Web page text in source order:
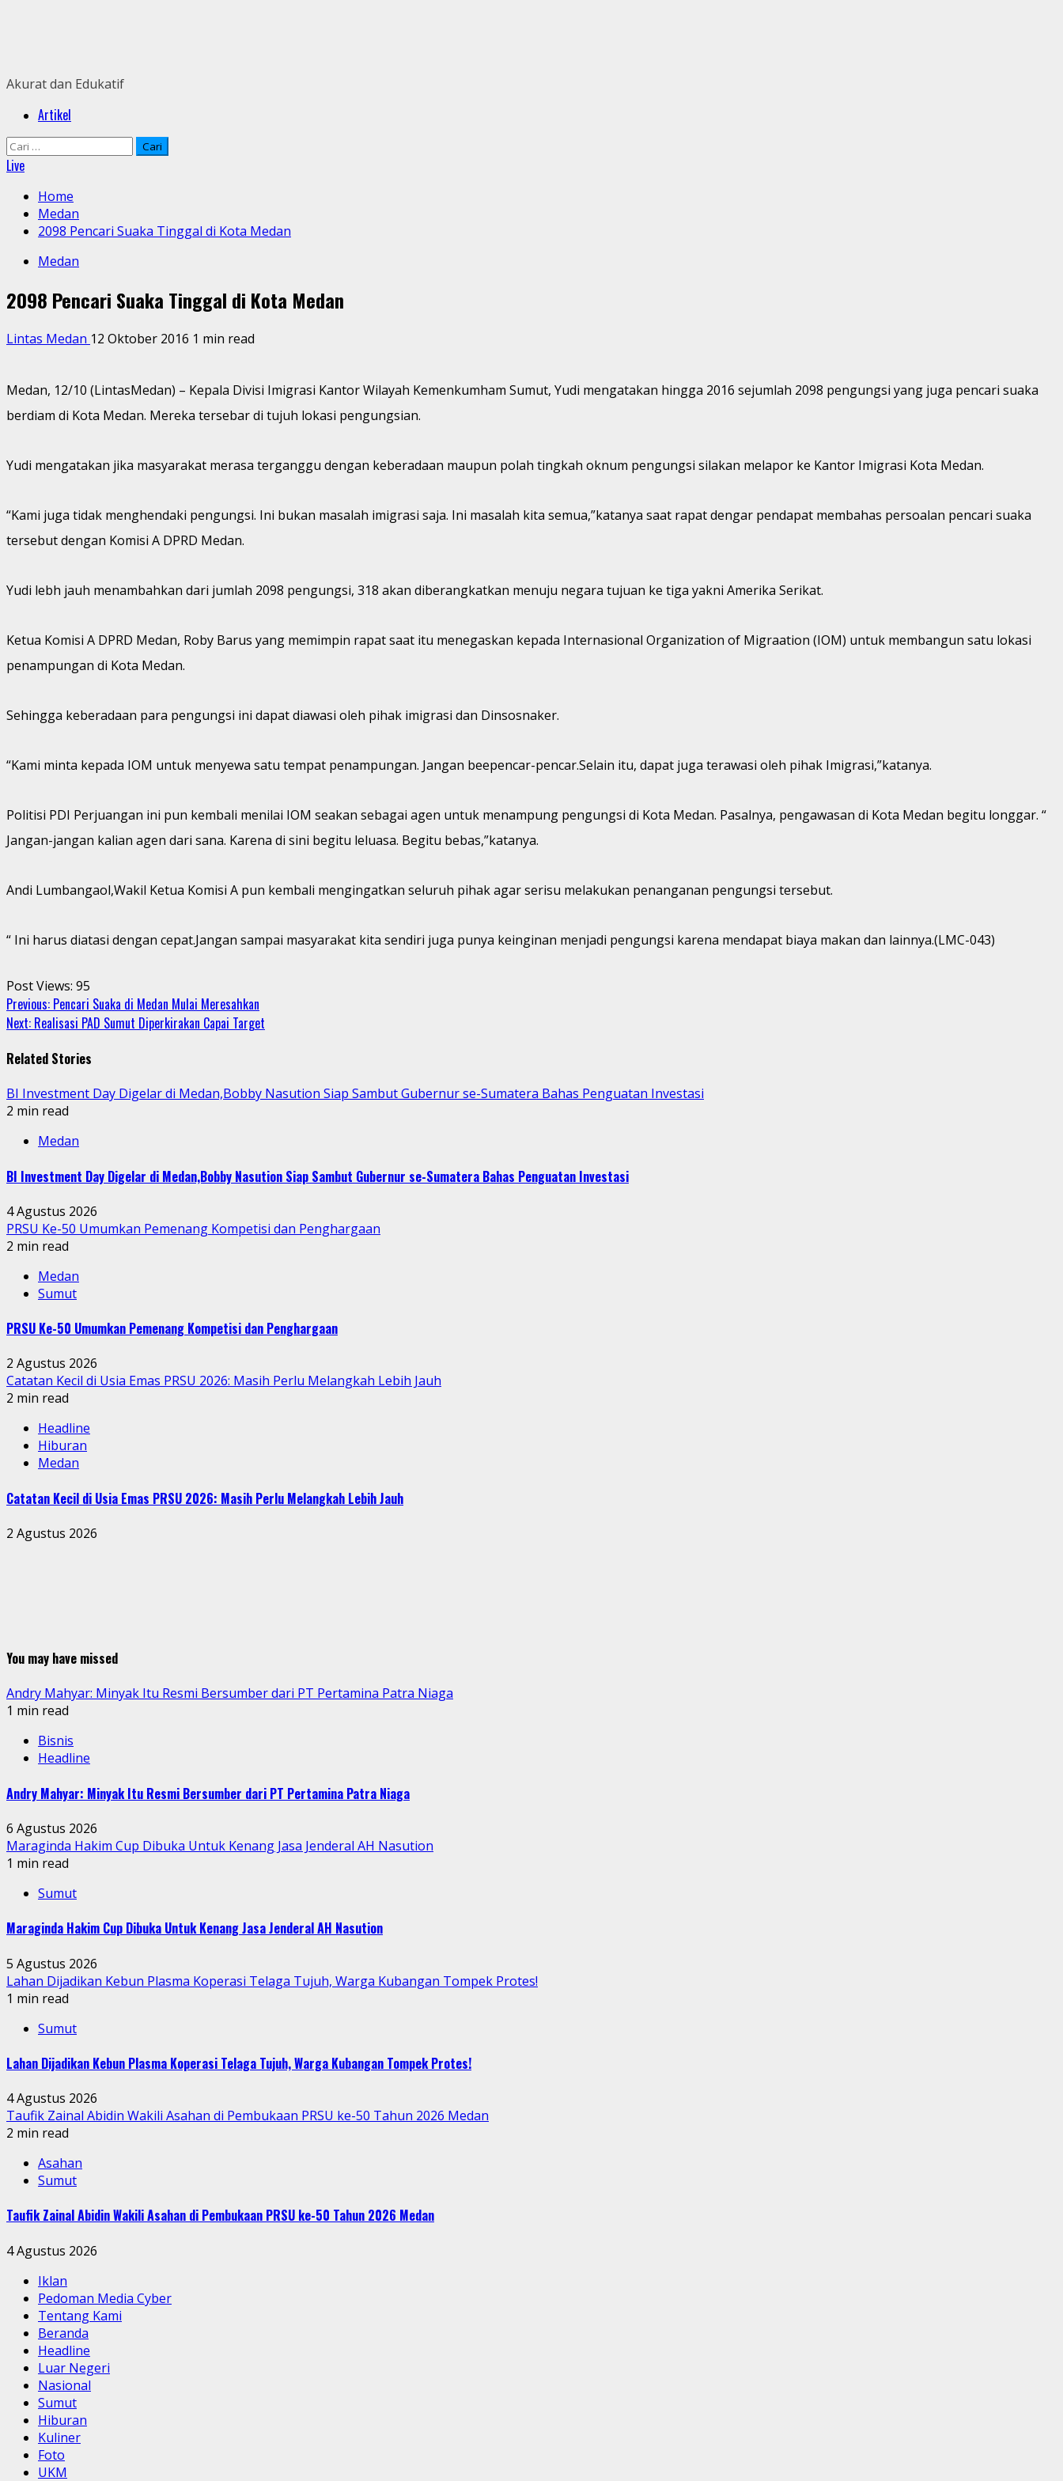
Akurat dan Edukatif
PrimaryArtikel
Cari
untuk:
Live
Home
Medan
2098 Pencari Suaka Tinggal di Kota Medan
Medan
2098 Pencari Suaka Tinggal di Kota Medan
Lintas Medan 12 Oktober 2016 1 min read
Medan, 12/10 (LintasMedan) – Kepala Divisi Imigrasi Kantor Wilayah Kemenkumham Sumut, Yudi mengatakan hingga 2016 sejumlah 2098 pengungsi yang juga pencari suaka
berdiam di Kota Medan. Mereka tersebar di tujuh lokasi pengungsian.
Yudi mengatakan jika masyarakat merasa terganggu dengan keberadaan maupun polah tingkah oknum pengungsi silakan melapor ke Kantor Imigrasi Kota Medan.
“Kami juga tidak menghendaki pengungsi. Ini bukan masalah imigrasi saja. Ini masalah kita semua,”katanya saat rapat dengar pendapat membahas persoalan pencari suaka
tersebut dengan Komisi A DPRD Medan.
Yudi lebh jauh menambahkan dari jumlah 2098 pengungsi, 318 akan diberangkatkan menuju negara tujuan ke tiga yakni Amerika Serikat.
Ketua Komisi A DPRD Medan, Roby Barus yang memimpin rapat saat itu menegaskan kepada Internasional Organization of Migraation (IOM) untuk membangun satu lokasi
penampungan di Kota Medan.
Sehingga keberadaan para pengungsi ini dapat diawasi oleh pihak imigrasi dan Dinsosnaker.
“Kami minta kepada IOM untuk menyewa satu tempat penampungan. Jangan beepencar-pencar.Selain itu, dapat juga terawasi oleh pihak Imigrasi,”katanya.
Politisi PDI Perjuangan ini pun kembali menilai IOM seakan sebagai agen untuk menampung pengungsi di Kota Medan. Pasalnya, pengawasan di Kota Medan begitu longgar. “
Jangan-jangan kalian agen dari sana. Karena di sini begitu leluasa. Begitu bebas,”katanya.
Andi Lumbangaol,Wakil Ketua Komisi A pun kembali mengingatkan seluruh pihak agar serisu melakukan penanganan pengungsi tersebut.
“ Ini harus diatasi dengan cepat.Jangan sampai masyarakat kita sendiri juga punya keinginan menjadi pengungsi karena mendapat biaya makan dan lainnya.(LMC-043)
Post Views: 95
Continue
Reading
Previous: Pencari Suaka di Medan Mulai Meresahkan
Next: Realisasi PAD Sumut Diperkirakan Capai Target
Related Stories
BI Investment Day Digelar di Medan,Bobby Nasution Siap Sambut Gubernur se-Sumatera Bahas Penguatan Investasi
2 min read
Medan
BI Investment Day Digelar di Medan,Bobby Nasution Siap Sambut Gubernur se-Sumatera Bahas Penguatan Investasi
4 Agustus 2026
PRSU Ke-50 Umumkan Pemenang Kompetisi dan Penghargaan
2 min read
Medan
Sumut
PRSU Ke-50 Umumkan Pemenang Kompetisi dan Penghargaan
2 Agustus 2026
Catatan Kecil di Usia Emas PRSU 2026: Masih Perlu Melangkah Lebih Jauh
2 min read
Headline
Hiburan
Medan
Catatan Kecil di Usia Emas PRSU 2026: Masih Perlu Melangkah Lebih Jauh
2 Agustus 2026
You may have missed
Andry Mahyar: Minyak Itu Resmi Bersumber dari PT Pertamina Patra Niaga
1 min read
Bisnis
Headline
Andry Mahyar: Minyak Itu Resmi Bersumber dari PT Pertamina Patra Niaga
6 Agustus 2026
Maraginda Hakim Cup Dibuka Untuk Kenang Jasa Jenderal AH Nasution
1 min read
Sumut
Maraginda Hakim Cup Dibuka Untuk Kenang Jasa Jenderal AH Nasution
5 Agustus 2026
Lahan Dijadikan Kebun Plasma Koperasi Telaga Tujuh, Warga Kubangan Tompek Protes!
1 min read
Sumut
Lahan Dijadikan Kebun Plasma Koperasi Telaga Tujuh, Warga Kubangan Tompek Protes!
4 Agustus 2026
Taufik Zainal Abidin Wakili Asahan di Pembukaan PRSU ke-50 Tahun 2026 Medan
2 min read
Asahan
Sumut
Taufik Zainal Abidin Wakili Asahan di Pembukaan PRSU ke-50 Tahun 2026 Medan
4 Agustus 2026
Iklan
Pedoman Media Cyber
Tentang Kami
Beranda
Headline
Luar Negeri
Nasional
Sumut
Hiburan
Kuliner
Foto
UKM